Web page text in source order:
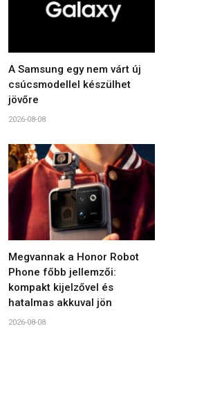
A Samsung egy nem várt új
csúcsmodellel készülhet
jövőre
2026-08-08
Megvannak a Honor Robot
Phone főbb jellemzői:
kompakt kijelzővel és
hatalmas akkuval jön
2026-08-08